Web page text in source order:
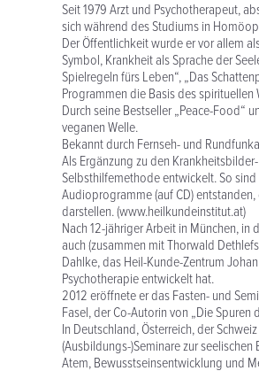
Seit 1979 Arzt und Psychotherapeut,
sich während des Studiums in
Der Öffentlichkeit wurde er vor allem
Symbol, Krankheit als Sprache der
Spielregeln fürs Leben“, „Das
Programmen die Basis des
Durch seine Bestseller „Peace-Food“
veganen Welle.
Bekannt durch Fernseh- und
Als Ergänzung zu den
Selbsthilfemethode entwickelt. So
Audioprogramme (auf CD)
darstellen. (www.heilkundeinstitut.at)
Nach 12-jähriger Arbeit in München,
auch (zusammen mit Thorwald
Dahlke, das Heil-Kunde-Zentrum
Psychotherapie entwickelt hat.
2012 eröffnete er das Fasten- und
Fasel, der Co-Autorin von „Die Spuren
In Deutschland, Österreich, der
(Ausbildungs-)Seminare zur
Atem, Bewusstseinsentwicklung und